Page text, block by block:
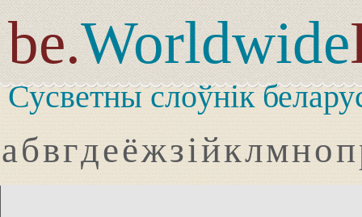
be.Worldwide
Сусветны слоўнік
абвгдеёжзійклмноп